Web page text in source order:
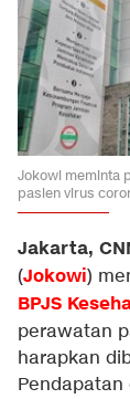
Jokowi meminta
pasien virus
Jakarta,
(Jokowi)
BPJS
perawatan
harapkan
Pendapatan